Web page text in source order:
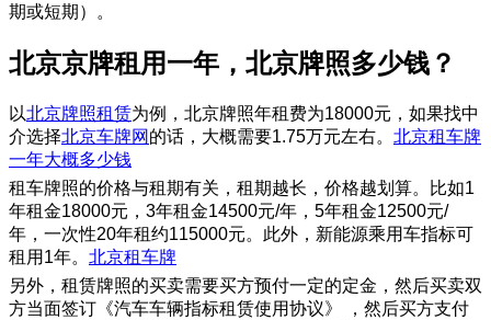
期或短期）。
北京京牌租用一年，北京牌照多少钱？
以北京牌照租赁为例，北京牌照年租费为18000元，如果找中
介选择北京车牌网 的话，大概需要1.75万元左右。 北京租车牌
一年大概多少钱
租车牌照的价格与租期有关，租期越长，价格越划算。比如1
年租金18000元，3年租金14500元/年，5年租金12500元/
年，一次性20年租约115000元。此外，新能源乘用车指标可
租用1年。 北京租车牌
另外，租赁牌照的买卖需要买方预付一定的定金，然后买卖双
方当面签订《汽车车辆指标租赁使用协议》 ，然后买方支付